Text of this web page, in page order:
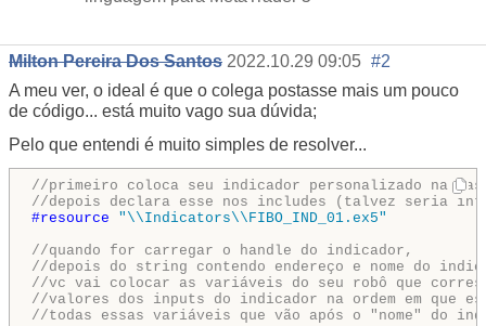
Milton Pereira Dos Santos 2022.10.29 09:05 #2
A meu ver, o ideal é que o colega postasse mais um pouco
de código... está muito vago sua dúvida;
Pelo que entendi é muito simples de resolver...
//primeiro coloca seu indicador personalizado na
//depois declara esse nos includes (talvez seria
#resource "\\Indicators\\FIBO_IND_01.ex5"
//quando for carregar o handle do indicador,
//depois do string contendo endereço e nome do
//vc vai colocar as variáveis do seu robô que
//valores dos inputs do indicador na ordem em que
//todas essas variáveis que vão após o "nome" do